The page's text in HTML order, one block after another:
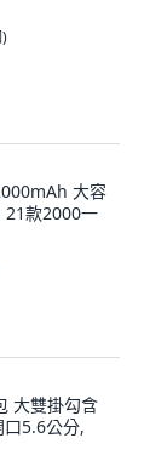
)
大容
21款2000一
大雙掛勾含
5.6公分,